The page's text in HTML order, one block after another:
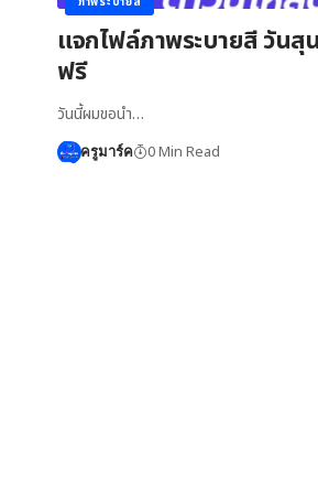
แจกไฟล์ภาพระบายสี วันสุ
ฟรี
วันนี้ผมขอนำ…
ครูมาร์ค 0 Min Read